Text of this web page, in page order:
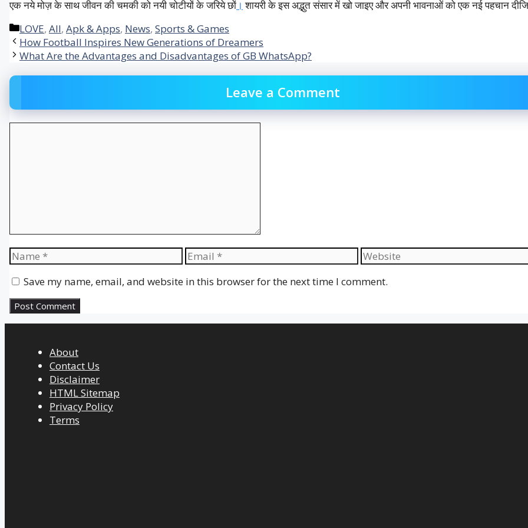
एकनयेमोज़केसाथजीवनकीचमकीकोनयीचोटीयोंकेजरियेछों । शायरीकेइसअद्भुतसंसारमेंखोजाइएऔरअपनीभावनाओंकोएकनईपहचान
Categories
LOVE, All, Apk & Apps, News, Sports & Games
How Football Inspires New Generations of Dreamers
What Are the Advantages and Disadvantages of GB WhatsApp?
Leave a Comment
Name Email Website
Save my name, email, and website in this browser for the next time I comment.
About
Contact Us
Disclaimer
HTML Sitemap
Privacy Policy
Terms